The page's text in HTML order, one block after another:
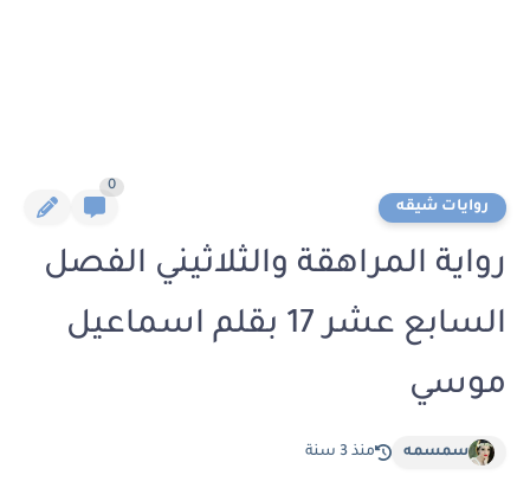
روايات شيقه
0
رواية المراهقة والثلاثيني الفصل
السابع عشر 17 بقلم اسماعيل
موسي
سمسمه منذ 3 سنة